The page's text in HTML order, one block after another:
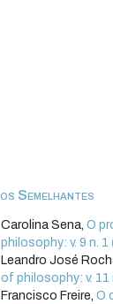
Semelhantes
Carolina Sena,O
philosophy: v. 9 n.
Leandro José
of philosophy: v. 11
Francisco Freire,O